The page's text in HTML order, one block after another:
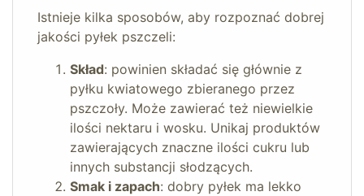
Istnieje kilka sposobów, aby rozpoznać dobrej
jakości pyłek pszczeli:
Skład: powinien składać się głównie z
pyłku kwiatowego zbieranego przez
pszczoły. Może zawierać też niewielkie
ilości nektaru i wosku. Unikaj produktów
zawierających znaczne ilości cukru lub
innych substancji słodzących.
Smak i zapach: dobry pyłek ma lekko